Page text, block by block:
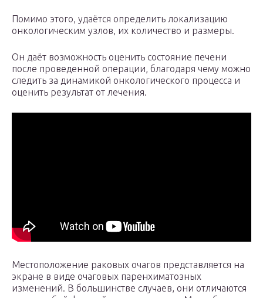
Помимо этого, удаётся определить локализацию
онкологическим узлов, их количество и размеры.
Он даёт возможность оценить состояние печени
после проведенной операции, благодаря чему можно
следить за динамикой онкологического процесса и
оценить результат от лечения.
Местоположение раковых очагов представляется на
экране в виде очаговых паренхиматозных
изменений. В большинстве случаев, они отличаются